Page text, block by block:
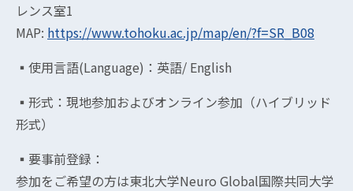
レンス室1
MAP: https://www.tohoku.ac.jp/map/en/?f=SR_B08
▪︎使用言語(Language)：英語/ English
▪︎形式：現地参加およびオンライン参加（ハイブリッド
形式）
▪︎要事前登録：
参加をご希望の方は東北大学Neuro Global国際共同大学